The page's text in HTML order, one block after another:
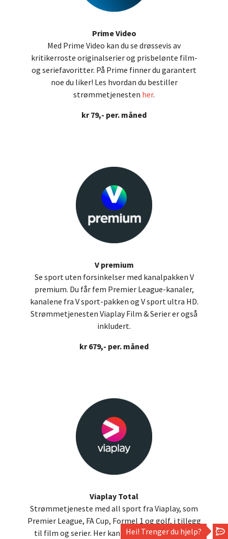
Prime Video
Med Prime Video kan du se drøssevis av
kritikerroste originalserier og prisbelønte film-
og seriefavoritter. På Prime finner du garantert
noe du liker! Les hvordan du bestiller
strømmetjenesten her.
kr 79,- per. måned
V premium
Se sport uten forsinkelser med kanalpakken V
premium. Du får fem Premier League-kanaler,
kanalene fra V sport-pakken og V sport ultra HD.
Strømmetjenesten Viaplay Film & Serier er også
inkludert.
kr 679,- per. måned
Viaplay Total
Strømmetjeneste med all sport fra Viaplay, som
Premier League, FA Cup, Formel 1 og golf, i tillegg
til film og serier. Her kan du strømme Premier
Hei! Trenger du hjelp?